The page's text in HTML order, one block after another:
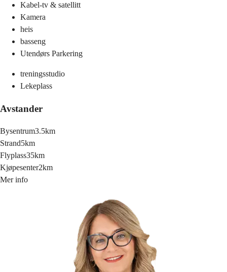
Kabel-tv & satellitt
Kamera
heis
basseng
Utendørs Parkering
treningsstudio
Lekeplass
Avstander
Bysentrum3.5km
Strand5km
Flyplass35km
Kjøpesenter2km
Mer info